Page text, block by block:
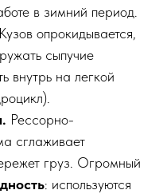
в зимний период.
Кузов опрокидывается,
сыпучие
внутрь на легкой
Рессорно-
сглаживает
груз. Огромный
: используются